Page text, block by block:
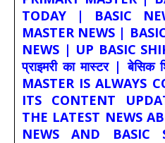
TODAY | BASIC
MASTER NEWS |
NEWS | UP BASIC
प्राइमरी का मास्टर | बेसिक
MASTER IS ALWAYS
ITS CONTENT
THE LATEST NEWS
NEWS AND BASIC